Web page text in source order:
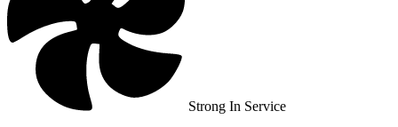
Strong In Service